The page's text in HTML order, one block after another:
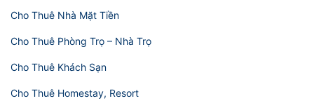
Cho Thuê Nhà Mặt Tiền
Cho Thuê Phòng Trọ – Nhà Trọ
Cho Thuê Khách Sạn
Cho Thuê Homestay, Resort